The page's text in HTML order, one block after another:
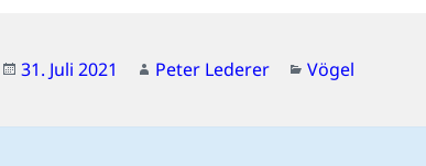
Veröffentlicht
31. Juli 2021 Autor
Peter Lederer Kategorien
Vögel